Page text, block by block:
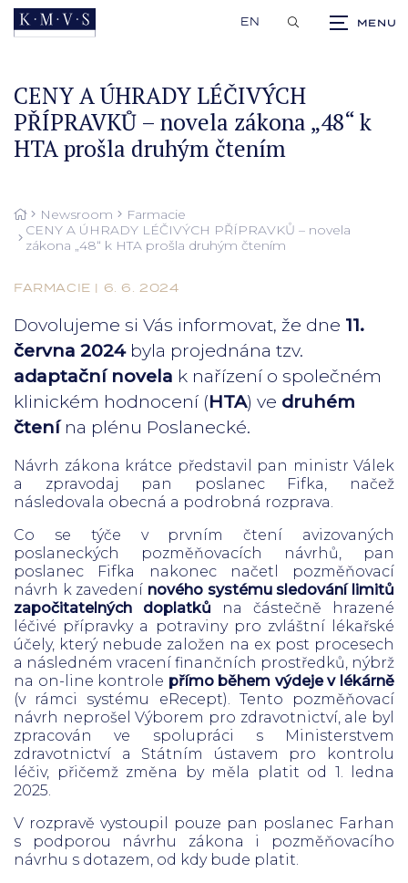
EN
CENY A ÚHRADY LÉČIVÝCH
PŘÍPRAVKŮ – novela zákona „48“ k
HTA prošla druhým čtením
Newsroom
Farmacie
CENY A ÚHRADY LÉČIVÝCH PŘÍPRAVKŮ – novela
zákona „48“ k HTA prošla druhým čtením
FARMACIE | 6. 6. 2024
Dovolujeme si Vás informovat, že dne 11.
června 2024byla projednána tzv.
adaptační novela k nařízení o společném
klinickém hodnocení (HTA) ve druhém
čtení na plénu Poslanecké.
Návrh zákona krátce představil pan ministr Válek
a zpravodaj pan poslanec Fifka, načež
následovala obecná a podrobná rozprava.
Co se týče v prvním čtení avizovaných
poslaneckých pozměňovacích návrhů, pan
poslanec Fifka nakonec načetl pozměňovací
návrh k zavedení nového systému sledování limitů
započitatelných doplatků na částečně hrazené
léčivé přípravky a potraviny pro zvláštní lékařské
účely, který nebude založen na ex post procesech
a následném vracení finančních prostředků, nýbrž
na on-line kontrole přímo během výdeje v lékárně
(v rámci systému eRecept). Tento pozměňovací
návrh neprošel Výborem pro zdravotnictví, ale byl
zpracován ve spolupráci s Ministerstvem
zdravotnictví a Státním ústavem pro kontrolu
léčiv, přičemž změna by měla platit od 1. ledna
2025.
V rozpravě vystoupil pouze pan poslanec Farhan
s podporou návrhu zákona i pozměňovacího
návrhu s dotazem, od kdy bude platit.